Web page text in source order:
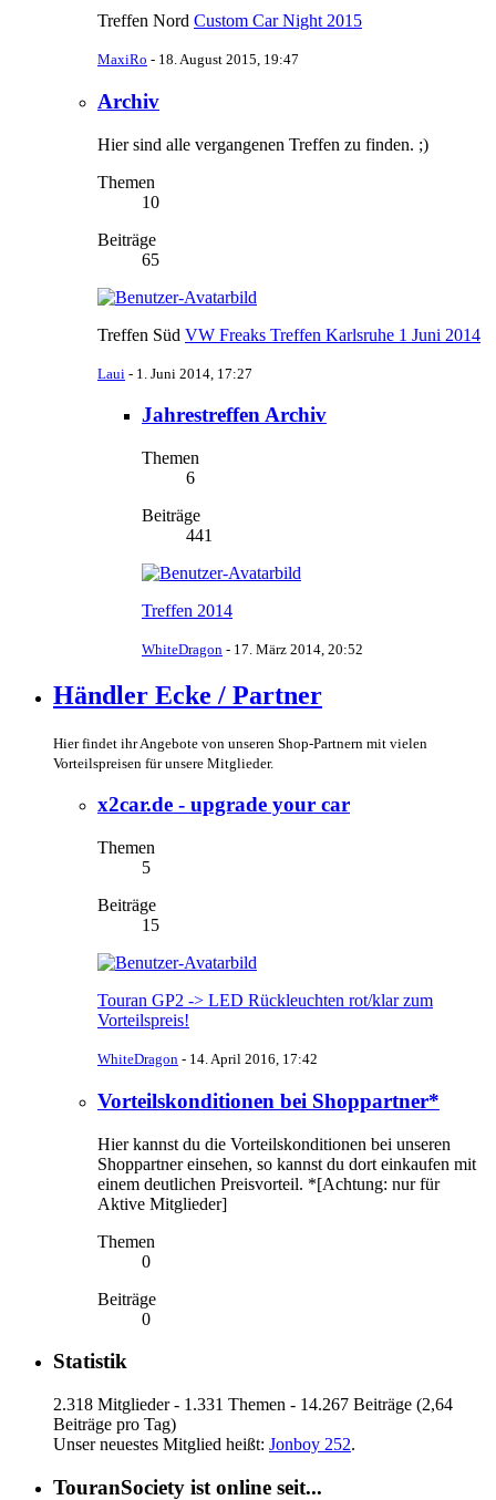
Treffen Nord Custom Car Night 2015
MaxiRo - 18. August 2015, 19:47
Archiv
Hier sind alle vergangenen Treffen zu finden. ;)
Themen
10
Beiträge
65
Treffen Süd VW Freaks Treffen Karlsruhe 1 Juni 2014
Laui - 1. Juni 2014, 17:27
Jahrestreffen Archiv
Themen
6
Beiträge
441
Treffen 2014
WhiteDragon - 17. März 2014, 20:52
Händler Ecke / Partner
Hier findet ihr Angebote von unseren Shop-Partnern mit vielen
Vorteilspreisen für unsere Mitglieder.
x2car.de - upgrade your car
Themen
5
Beiträge
15
Touran GP2 -> LED Rückleuchten rot/klar zum
Vorteilspreis!
WhiteDragon - 14. April 2016, 17:42
Vorteilskonditionen bei Shoppartner*
Hier kannst du die Vorteilskonditionen bei unseren
Shoppartner einsehen, so kannst du dort einkaufen mit
einem deutlichen Preisvorteil. *[Achtung: nur für
Aktive Mitglieder]
Themen
0
Beiträge
0
Statistik
2.318 Mitglieder - 1.331 Themen - 14.267 Beiträge (2,64
Beiträge pro Tag)
Unser neuestes Mitglied heißt: Jonboy 252.
TouranSociety ist online seit...